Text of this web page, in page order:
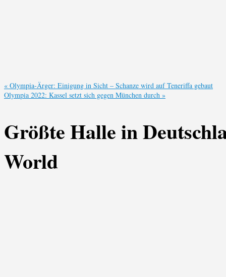
« Olympia-Ärger: Einigung in Sicht – Schanze wird auf Teneriffa gebaut
Olympia 2022: Kassel setzt sich gegen München durch »
Größte Halle in
World